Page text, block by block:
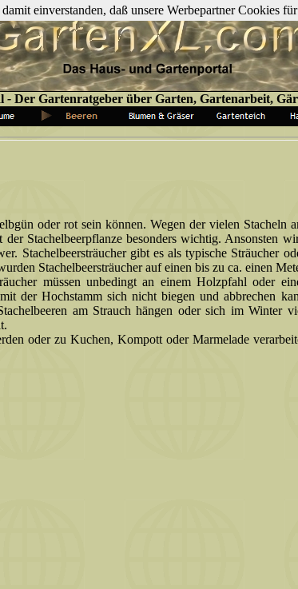
-Der Gartenratgeber über Garten, Gartenarbeit,
oder rot sein können. Wegen der vielen Stacheln
der Stachelbeerpflanze besonders wichtig. Ansonsten
Stachelbeersträucher gibt es als typische Sträucher
Stachelbeersträucher auf einen bis zu ca. einen
müssen unbedingt an einem Holzpfahl oder
der Hochstamm sich nicht biegen und abbrechen
am Strauch hängen oder sich im Winter
oder zu Kuchen, Kompott oder Marmelade
einverstanden, daß unsere Werbepartner Cookies